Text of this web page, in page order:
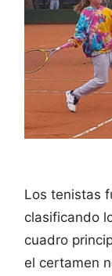
Los tenistas
clasificando
cuadro
el certamen